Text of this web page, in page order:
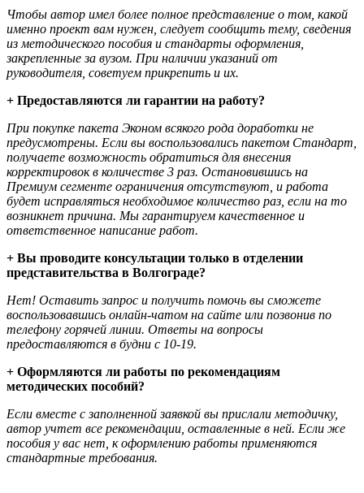
Чтобы автор имел более полное представление о том, какой
именно проект вам нужен, следует сообщить тему, сведения
из методического пособия и стандарты оформления,
закрепленные за вузом. При наличии указаний от
руководителя, советуем прикрепить и их.
+ Предоставляются ли гарантии на работу?
При покупке пакета Эконом всякого рода доработки не
предусмотрены. Если вы воспользовались пакетом Стандарт,
получаете возможность обратиться для внесения
корректировок в количестве 3 раз. Остановившись на
Премиум сегменте ограничения отсутствуют, и работа
будет исправляться необходимое количество раз, если на то
возникнет причина. Мы гарантируем качественное и
ответственное написание работ.
+ Вы проводите консультации только в отделении
представительства в Волгограде?
Нет! Оставить запрос и получить помочь вы сможете
воспользовавшись онлайн-чатом на сайте или позвонив по
телефону горячей линии. Ответы на вопросы
предоставляются в будни с 10-19.
+ Оформляются ли работы по рекомендациям
методических пособий?
Если вместе с заполненной заявкой вы прислали методичку,
автор учтет все рекомендации, оставленные в ней. Если же
пособия у вас нет, к оформлению работы применяются
стандартные требования.